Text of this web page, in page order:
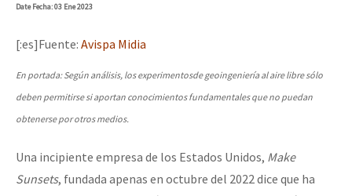
DateFecha: 03 Ene 2023
[:es]Fuente: Avispa Midia
En portada: Según análisis, los experimentosde geoingeniería al aire libre sólo
deben permitirse si aportan conocimientos fundamentales que no puedan
obtenerse por otros medios.
Una incipiente empresa de los Estados Unidos, Make
Sunsets, fundada apenas en octubre del 2022 dice que ha